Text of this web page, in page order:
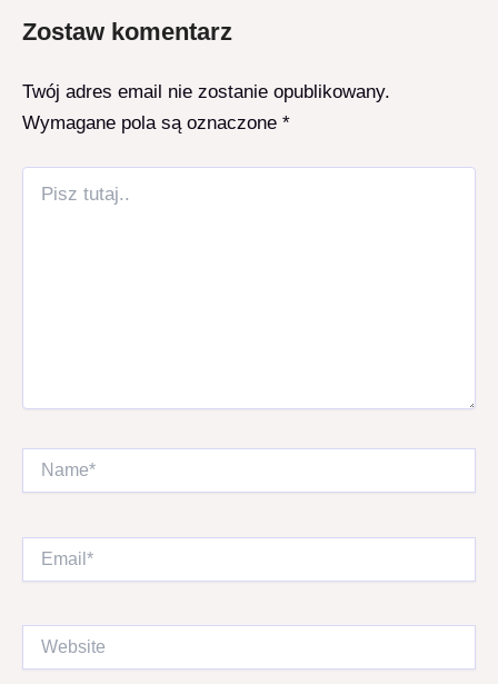
Zostaw komentarz
Twój adres email nie zostanie opublikowany.
Wymagane pola są oznaczone *
tutaj..
Website